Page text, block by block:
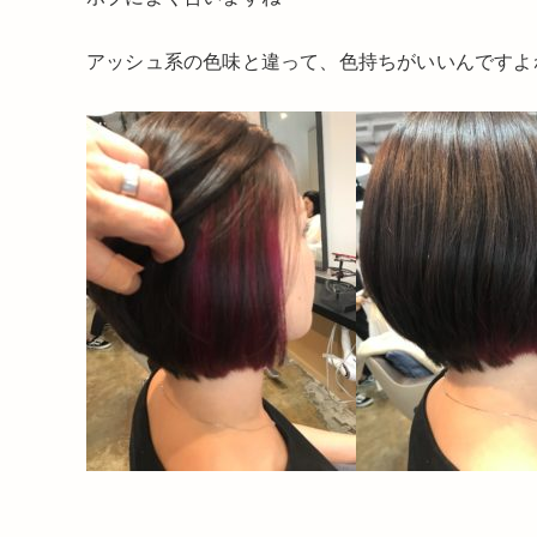
アッシュ系の色味と違って、色持ちがいいんです